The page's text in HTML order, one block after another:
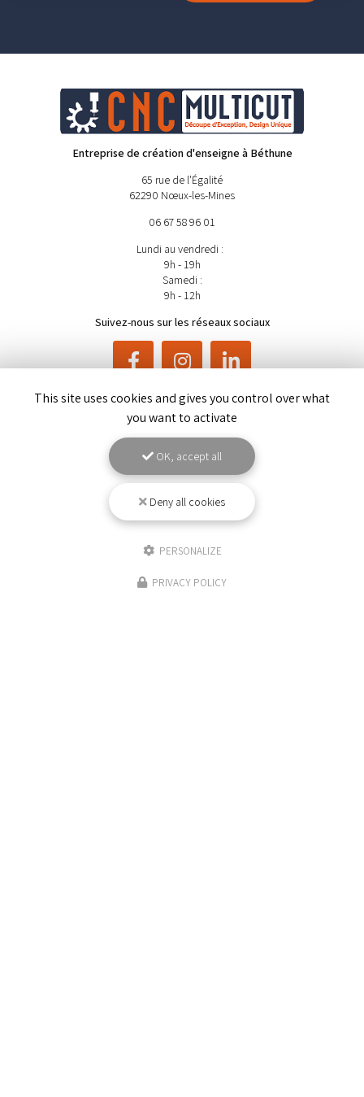
Entreprise de création d'enseigne à Béthune
65 rue de l'Égalité
62290 Nœux-les-Mines
06 67 58 96 01
Lundi au vendredi :
9h - 19h
Samedi :
9h - 12h
Suivez-nous sur les réseaux sociaux
ENVOYEZ UN MESSAGE
This site uses cookies and gives you control over what
you want to activate
OK, accept all
Deny all cookies
PERSONALIZE
PRIVACY POLICY